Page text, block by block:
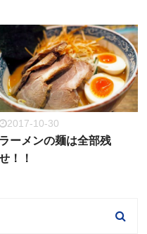
2017-10-30
ラーメンの麺は全部残
！！